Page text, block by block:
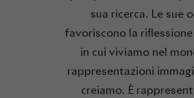
sua ricerca. Le sue
favoriscono la
in cui viviamo nel
rappresentazioni
creiamo. È